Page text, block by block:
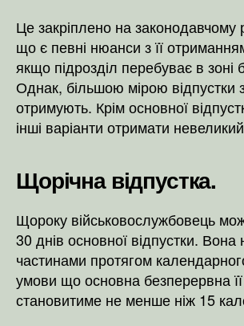
Це закріплено на законодавчому
що є певні нюанси з її
якщо підрозділ перебуває в зоні
Однак, більшою мірою відпустки
отримують. Крім основної
інші варіанти отримати
Щорічна відпустка.
Щороку військовослужбовець
30 днів основної відпустки. Вона
частинами протягом
умови що основна безперервна
становитиме не менше ніж 15